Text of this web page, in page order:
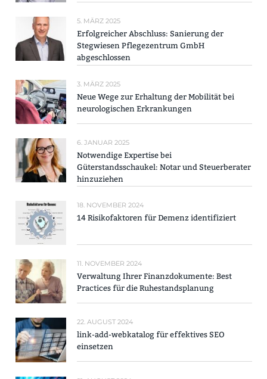
5. MÄRZ 2025
Erfolgreicher Abschluss: Sanierung der
Stegwiesen Pflegezentrum GmbH
abgeschlossen
3. MÄRZ 2025
Neue Wege zur Erhaltung der Mobilität bei
neurologischen Erkrankungen
6. JANUAR 2025
Notwendige Expertise bei
Güterstandsschaukel: Notar und Steuerberater
hinzuziehen
18. NOVEMBER 2024
14 Risikofaktoren für Demenz identifiziert
11. NOVEMBER 2024
Verwaltung Ihrer Finanzdokumente: Best
Practices für die Ruhestandsplanung
22. AUGUST 2024
link-add-webkatalog für effektives SEO
einsetzen